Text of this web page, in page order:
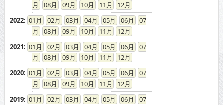
08
09 10 11
12
2022: 01 02 03 04 05 06
07
08
09 10 11
12
2021: 01 02 03 04 05 06
07
08
09 10 11
12
2020: 01 02 03 04 05 06
07
08
09 10 11
12
2019: 01 02 03 04 05 06
07